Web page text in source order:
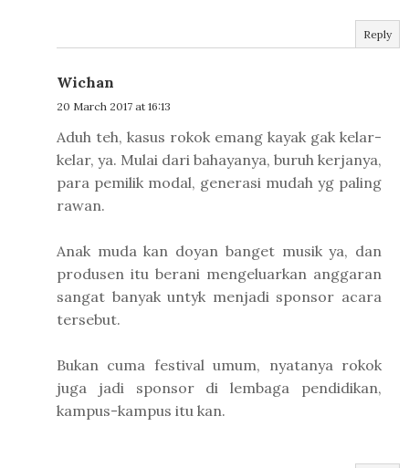
Reply
Wichan
20 March 2017 at 16:13
Aduh teh, kasus rokok emang kayak gak kelar-
kelar, ya. Mulai dari bahayanya, buruh kerjanya,
para pemilik modal, generasi mudah yg paling
rawan.
Anak muda kan doyan banget musik ya, dan
produsen itu berani mengeluarkan anggaran
sangat banyak untyk menjadi sponsor acara
tersebut.
Bukan cuma festival umum, nyatanya rokok
juga jadi sponsor di lembaga pendidikan,
kampus-kampus itu kan.